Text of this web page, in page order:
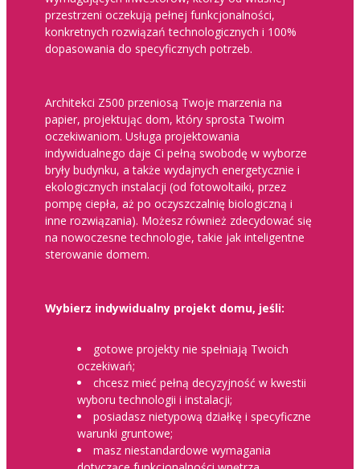
przestrzeni oczekują pełnej funkcjonalności,
konkretnych rozwiązań technologicznych i 100%
dopasowania do specyficznych potrzeb.
Architekci Z500 przeniosą Twoje marzenia na
papier, projektując dom, który sprosta Twoim
oczekiwaniom. Usługa projektowania
indywidualnego daje Ci pełną swobodę w wyborze
bryły budynku, a także wydajnych energetycznie i
ekologicznych instalacji (od fotowoltaiki, przez
pompę ciepła, aż po oczyszczalnię biologiczną i
inne rozwiązania). Możesz również zdecydować się
na nowoczesne technologie, takie jak inteligentne
sterowanie domem.
Wybierz indywidualny projekt domu, jeśli:
gotowe projekty nie spełniają Twoich
oczekiwań;
chcesz mieć pełną decyzyjność w kwestii
wyboru technologii i instalacji;
posiadasz nietypową działkę i specyficzne
warunki gruntowe;
masz niestandardowe wymagania